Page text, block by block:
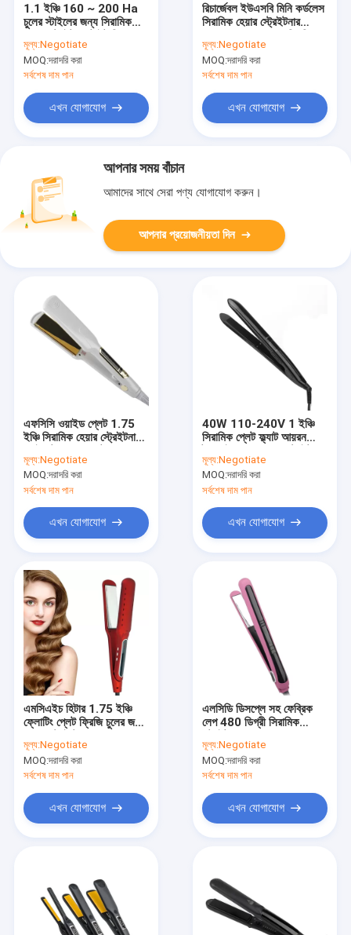
VR প্রদর্শন
1.1 ইঞ্চি 160 ~ 200 Ha
চুলের স্টাইলের জন্য সিরামিক
ফ্ল্যাট আয়রন
মূল্য:Negotiate
MOQ:দরাদরি করা
সর্বশেষ দাম পান
এখন যোগাযোগ
রিচার্জেবল ইউএসবি মিনি কর্ডলেস
সিরামিক হেয়ার স্ট্রেইটনার
দিয়ে
মূল্য:Negotiate
MOQ:দরাদরি করা
সর্বশেষ দাম পান
এখন যোগাযোগ
আপনার সময় বাঁচান
আমাদের সাথে সেরা পণ্য যোগাযোগ করুন।
আপনার প্রয়োজনীয়তা দিন
এফসিসি ওয়াইড প্লেট 1.75
ইঞ্চি সিরামিক হেয়ার স্ট্রেইটনার
মূল্য:Negotiate
MOQ:দরাদরি করা
সর্বশেষ দাম পান
এখন যোগাযোগ
40W 110-240V 1 ইঞ্চি
সিরামিক প্লেট ফ্ল্যাট আয়রন
মূল্য:Negotiate
MOQ:দরাদরি করা
সর্বশেষ দাম পান
এখন যোগাযোগ
এমসিএইচ হিটার 1.75 ইঞ্চি
ফ্লোটিং প্লেট ফ্রিজি চুলের জন্য
মূল্য:Negotiate
MOQ:দরাদরি করা
সর্বশেষ দাম পান
এখন যোগাযোগ
এলসিডি ডিসপ্লে সহ ফেব্রিক
লেপ 480 ডিগ্রী সিরামিক
মূল্য:Negotiate
MOQ:দরাদরি করা
সর্বশেষ দাম পান
এখন যোগাযোগ